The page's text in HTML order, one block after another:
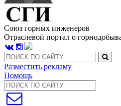
Союз горных инженеров
Отраслевой портал о
Разместить рекламу
Помощь